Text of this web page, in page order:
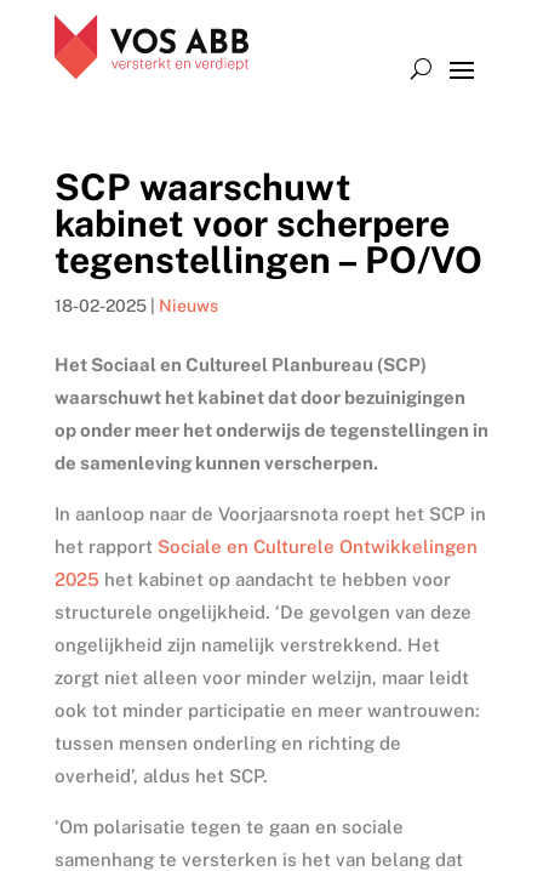
SCP waarschuwt
kabinet voor scherpere
tegenstellingen – PO/VO
18-02-2025| Nieuws
Het Sociaal en Cultureel Planbureau (SCP)
waarschuwt het kabinet dat door bezuinigingen
op onder meer het onderwijs de tegenstellingen in
de samenleving kunnen verscherpen.
In aanloop naar de Voorjaarsnota roept het SCP in
het rapport Sociale en Culturele Ontwikkelingen
2025 het kabinet op aandacht te hebben voor
structurele ongelijkheid. ‘De gevolgen van deze
ongelijkheid zijn namelijk verstrekkend. Het
zorgt niet alleen voor minder welzijn, maar leidt
ook tot minder participatie en meer wantrouwen:
tussen mensen onderling en richting de
overheid’, aldus het SCP.
‘Om polarisatie tegen te gaan en sociale
samenhang te versterken is het van belang dat